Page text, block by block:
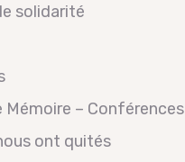
solidarité
Mémoire – Conférences
ont quités